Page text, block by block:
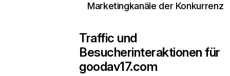
Marketingkanäle der Konkurrenz
Traffic und
Besucherinteraktionen für
goodav17.com